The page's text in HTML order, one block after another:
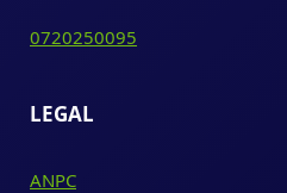
0720250095
LEGAL
ANPC